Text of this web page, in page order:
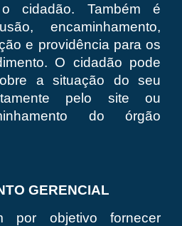
cidadão. Também é
encaminhamento,
e providência para os
O cidadão pode
a situação do seu
pelo site ou
do órgão
GERENCIAL
por objetivo fornecer